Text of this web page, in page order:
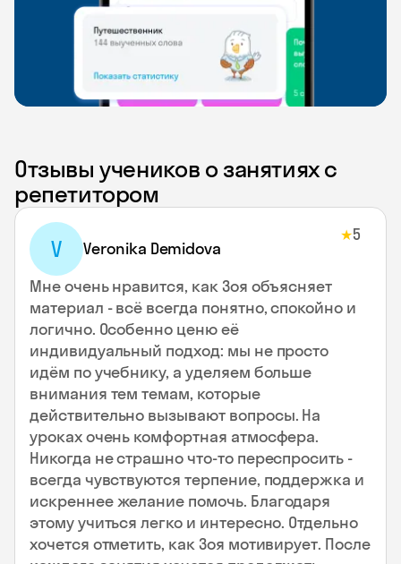
Отзывы учеников о занятиях с
репетитором
V Veronika Demidova
★5
Мне очень нравится, как Зоя объясняет
материал - всё всегда понятно, спокойно и
логично. Особенно ценю её
индивидуальный подход: мы не просто
идём по учебнику, а уделяем больше
внимания тем темам, которые
действительно вызывают вопросы. На
уроках очень комфортная атмосфера.
Никогда не страшно что-то переспросить -
всегда чувствуются терпение, поддержка и
искреннее желание помочь. Благодаря
этому учиться легко и интересно. Отдельно
хочется отметить, как Зоя мотивирует. После